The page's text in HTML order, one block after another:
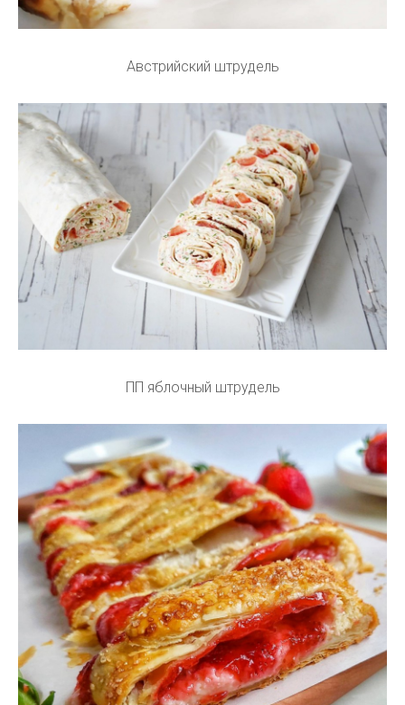
Австрийский штрудель
ПП яблочный штрудель